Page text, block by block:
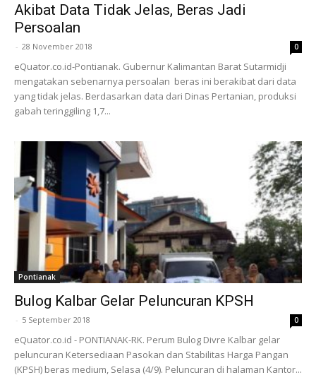
Akibat Data Tidak Jelas, Beras Jadi
Persoalan
- 28 November 2018 0
eQuator.co.id-Pontianak. Gubernur Kalimantan Barat Sutarmidji
mengatakan sebenarnya persoalan beras ini berakibat dari data
yang tidak jelas. Berdasarkan data dari Dinas Pertanian, produksi
gabah teringgiling 1,7...
Pontianak
Bulog Kalbar Gelar Peluncuran KPSH
- 5 September 2018 0
eQuator.co.id - PONTIANAK-RK. Perum Bulog Divre Kalbar gelar
peluncuran Ketersediaan Pasokan dan Stabilitas Harga Pangan
(KPSH) beras medium, Selasa (4/9). Peluncuran di halaman Kantor...